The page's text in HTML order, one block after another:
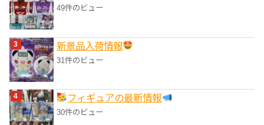
49件のビュー
‎新景品入荷情報
31件のビュー
フィギュアの最新情報
30件のビュー